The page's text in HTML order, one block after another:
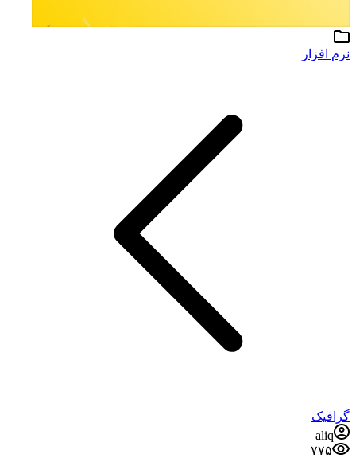
نرم افزار
گرافیک
aliq
۷۷۵